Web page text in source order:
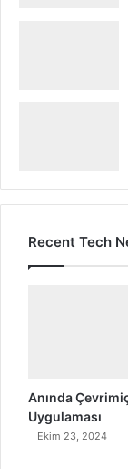
Recent Tech
Anında
Uygulaması
Ekim 23, 2024